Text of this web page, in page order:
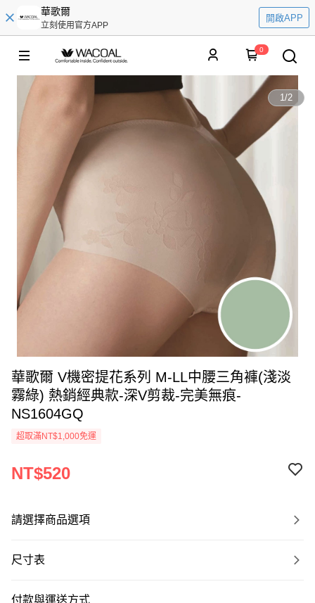
華歌爾
立刻使用官方APP
開啟APP
0
1/2
華歌爾 V機密提花系列 M-LL中腰三角褲(淺淡
霧綠) 熱銷經典款-深V剪裁-完美無痕-
NS1604GQ
超取滿NT$1,000免運
NT$520
請選擇商品選項
尺寸表
付款與運送方式